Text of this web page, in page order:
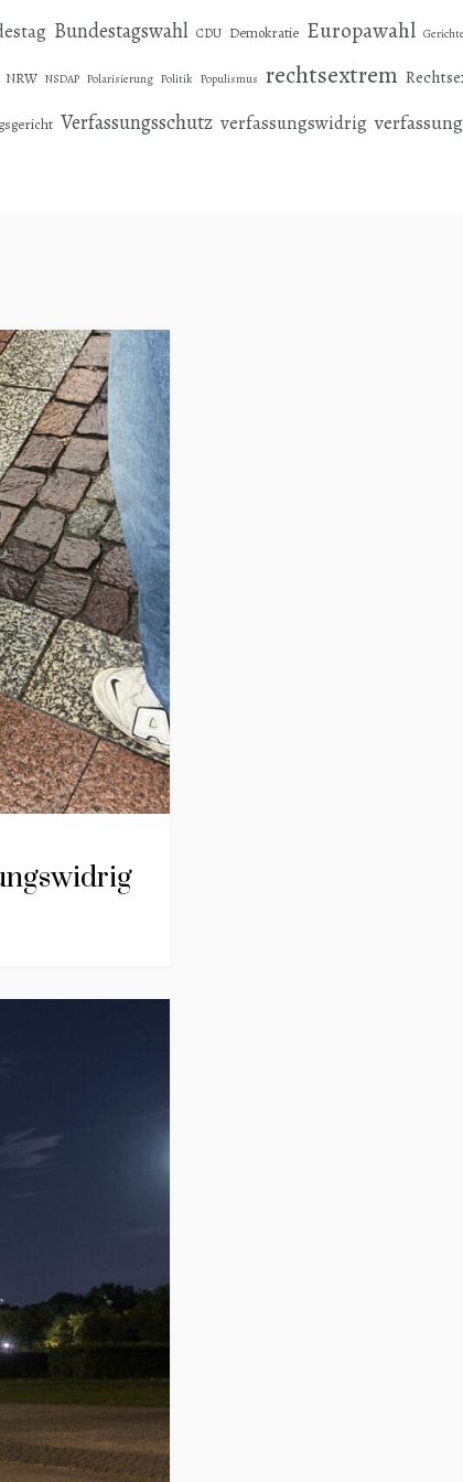
Bundestagswahl CDU Demokratie Europawahl Gerichte
NRW NSDAP Polarisierung Politik Populismus rechtsextrem
Verfassungsschutz verfassungswidrig